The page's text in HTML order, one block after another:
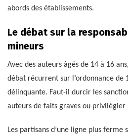
abords des établissements.
Le débat sur la
mineurs
Avec des auteurs âgés de 14 à 16
débat récurrent sur l’ordonnance de
délinquante. Faut-il durcir les
auteurs de faits graves ou privilégier
Les partisans d’une ligne plus